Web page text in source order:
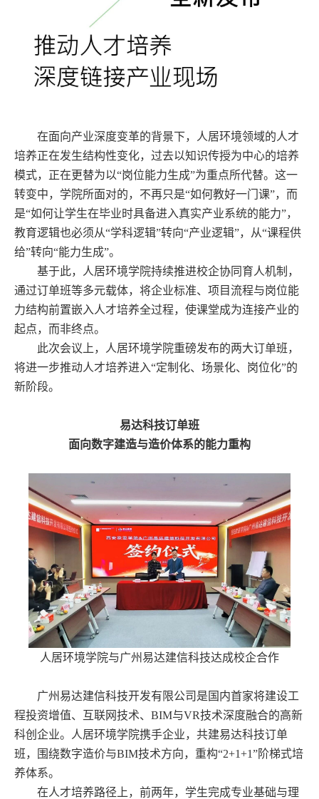
在面向产业深度变革的背景下，人居环境领域的人才
培养正在发生结构性变化，过去以知识传授为中心的培养
模式，正在更替为以“岗位能力生成”为重点所代替。这一
转变中，学院所面对的，不再只是“如何教好一门课”，而
是“如何让学生在毕业时具备进入真实产业系统的能力”，
教育逻辑也必须从“学科逻辑”转向“产业逻辑”，从“课程供
给”转向“能力生成”。
基于此，人居环境学院持续推进校企协同育人机制，
通过订单班等多元载体，将企业标准、项目流程与岗位能
力结构前置嵌入人才培养全过程，使课堂成为连接产业的
起点，而非终点。
此次会议上，人居环境学院重磅发布的两大订单班，
将进一步推动人才培养进入“定制化、场景化、岗位化”的
新阶段。
易达科技订单班
面向数字建造与造价体系的能力重构
人居环境学院与广州易达建信科技达成校企合作
广州易达建信科技开发有限公司是国内首家将建设工
程投资增值、互联网技术、BIM与VR技术深度融合的高新
科创企业。人居环境学院携手企业，共建易达科技订单
班，围绕数字造价与BIM技术方向，重构“2+1+1”阶梯式培
养体系。
在人才培养路径上，前两年，学生完成专业基础与理